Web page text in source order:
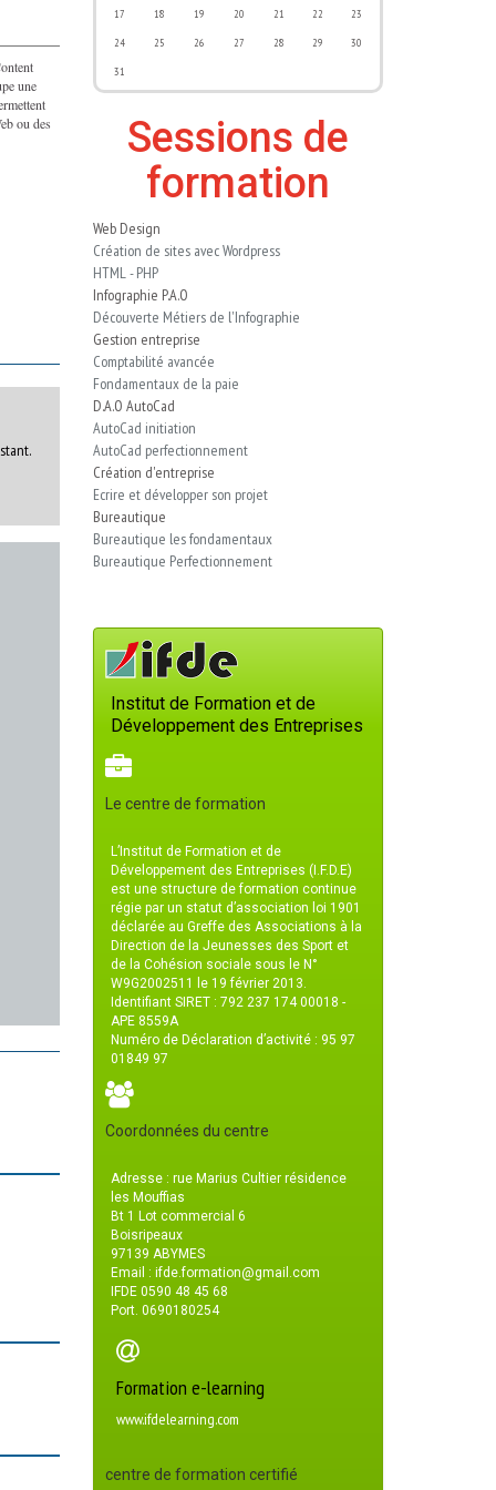
une
ou des
17
18 19 20 21 22
23
24
25 26 27 28 29
30
31
Sessions de
formation
Web Design
Création de sites avec Wordpress
HTML - PHP
Infographie P.A.O
Découverte Métiers de l'Infographie
Gestion entreprise
Comptabilité avancée
Fondamentaux de la paie
D.A.O AutoCad
AutoCad initiation
AutoCad perfectionnement
Création d'entreprise
Ecrire et développer son projet
Bureautique
Bureautique les fondamentaux
Bureautique Perfectionnement
Institut de Formation et de
Développement des Entreprises
Le centre de formation
L’Institut de Formation et de
Développement des Entreprises (I.F.D.E)
est une structure de formation continue
régie par un statut d’association loi 1901
déclarée au Greffe des Associations à la
Direction de la Jeunesses des Sport et
de la Cohésion sociale sous le N°
W9G2002511 le 19 février 2013.
Identifiant SIRET : 792 237 174 00018 -
APE 8559A
Numéro de Déclaration d’activité : 95 97
01849 97
Coordonnées du centre
Adresse : rue Marius Cultier résidence
les Mouffias
Bt 1 Lot commercial 6
Boisripeaux
97139 ABYMES
Email : ifde.formation@gmail.com
IFDE 0590 48 45 68
Port. 0690180254
Formation e-learning
www.ifdelearning.com
centre de formation certifié